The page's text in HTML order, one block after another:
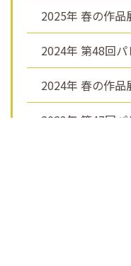
2025年 春の作品
2024年 第48回
2024年 春の作品
2023年 第47回